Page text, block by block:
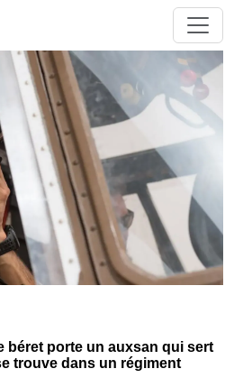
béret porte un auxsan qui sert
trouve dans un régiment